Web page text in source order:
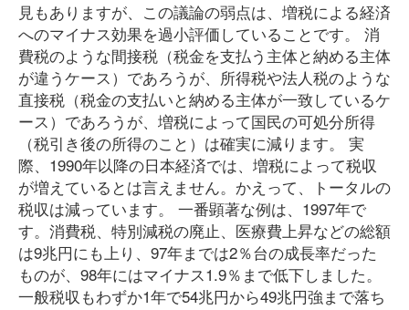
見もありますが、この議論の弱点は、増税による経済
へのマイナス効果を過小評価していることです。 消
費税のような間接税（税金を支払う主体と納める主体
が違うケース）であろうが、所得税や法人税のような
直接税（税金の支払いと納める主体が一致しているケ
ース）であろうが、増税によって国民の可処分所得
（税引き後の所得のこと）は確実に減ります。 実
際、1990年以降の日本経済では、増税によって税収
が増えているとは言えません。かえって、トータルの
税収は減っています。 一番顕著な例は、1997年で
す。消費税、特別減税の廃止、医療費上昇などの総額
は9兆円にも上り、97年までは2％台の成長率だった
ものが、98年にはマイナス1.9％まで低下しました。
一般税収もわずか1年で54兆円から49兆円強まで落ち